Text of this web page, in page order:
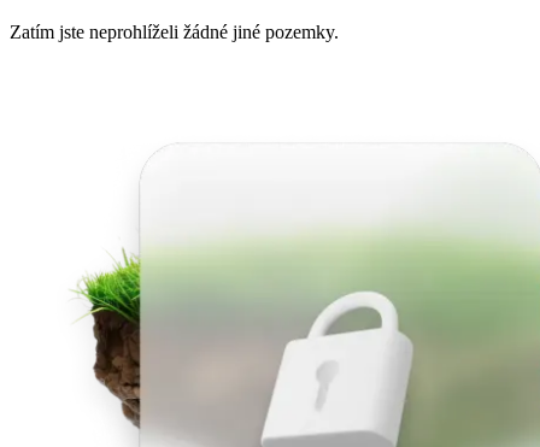
Zatím jste neprohlíželi žádné jiné pozemky.